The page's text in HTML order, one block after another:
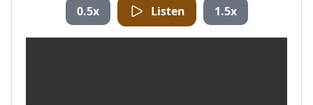
0.5x Listen 1.5x